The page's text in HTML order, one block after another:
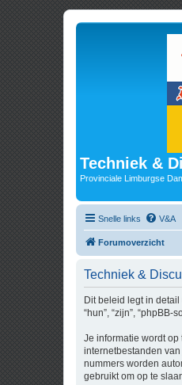
Techniek &
Provinciale Limburgse
Snelle links V&A
Forumoverzicht
Techniek &
Dit beleid legt in detail
“hun”, “zijn”,
Je informatie wordt
internetbestanden
nummers worden
gebruikt om op te